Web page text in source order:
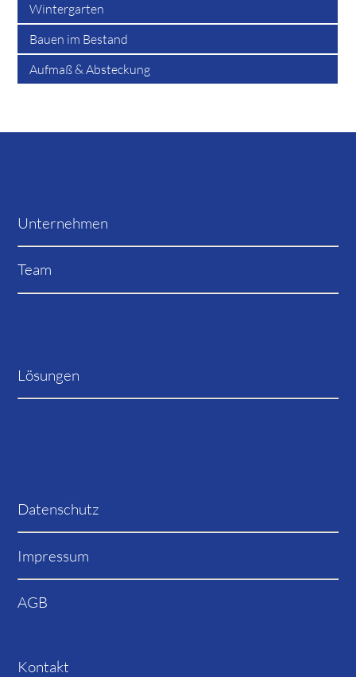
Wintergarten
Bauen im Bestand
Aufmaß & Absteckung
Unternehmen
Team
Lösungen
Datenschutz
Impressum
AGB
Kontakt